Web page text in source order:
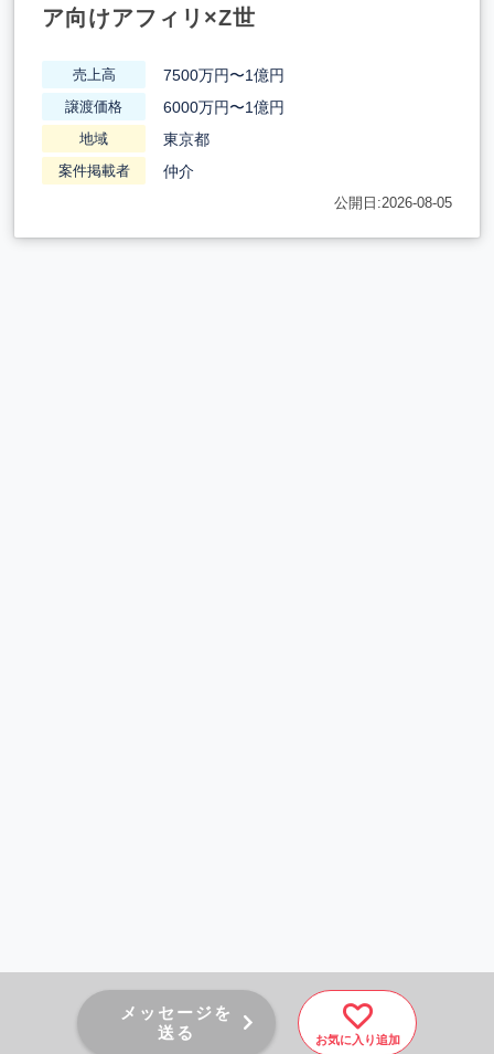
メッセージを
送る
お気に入り追加
ア向けアフィリ×Z世
売上高 7500万円〜1億円
譲渡価格 6000万円〜1億円
地域 東京都
案件掲載者 仲介
公開日:2026-08-05